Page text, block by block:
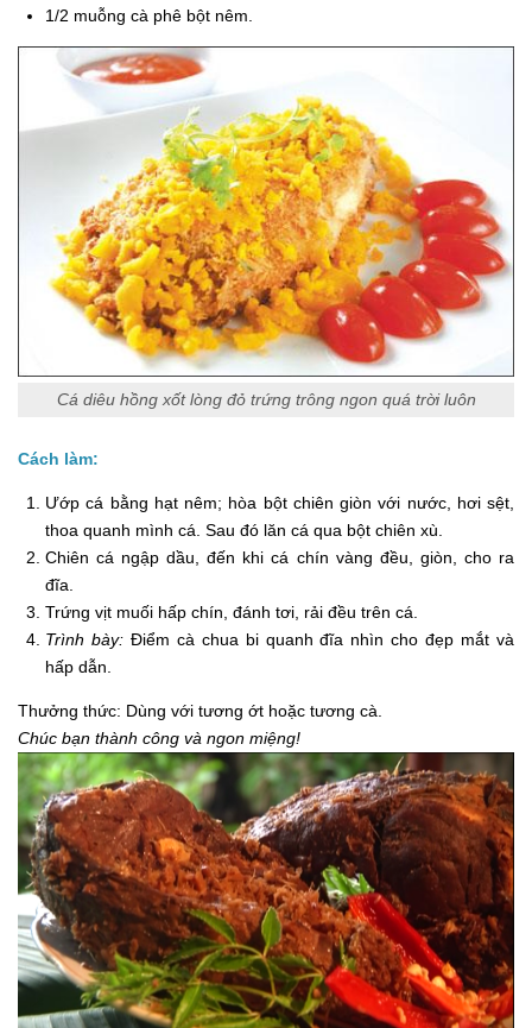
1/2 muỗng cà phê bột nêm.
Cá diêu hồng xốt lòng đỏ trứng trông ngon quá trời luôn
Cách làm:
Ướp cá bằng hạt nêm; hòa bột chiên giòn với nước, hơi sệt,
thoa quanh mình cá. Sau đó lăn cá qua bột chiên xù.
Chiên cá ngập dầu, đến khi cá chín vàng đều, giòn, cho ra
đĩa.
Trứng vịt muối hấp chín, đánh tơi, rải đều trên cá.
Trình bày: Điểm cà chua bi quanh đĩa nhìn cho đẹp mắt và
hấp dẫn.
Thưởng thức: Dùng với tương ớt hoặc tương cà.
Chúc bạn thành công và ngon miệng!